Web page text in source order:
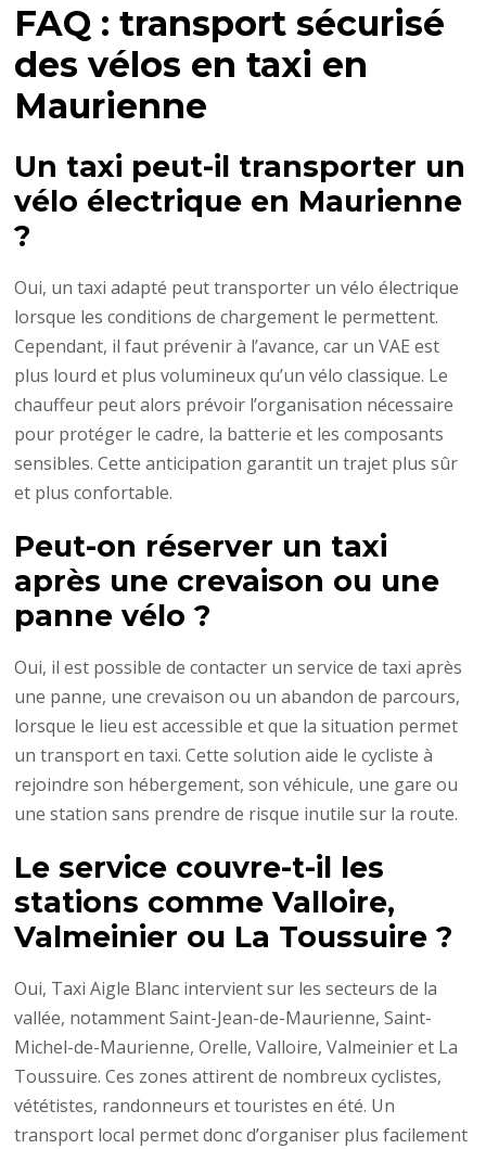
FAQ : transport sécurisé
des vélos en taxi en
Maurienne
Un taxi peut-il transporter un
vélo électrique en Maurienne
?
Oui, un taxi adapté peut transporter un vélo électrique
lorsque les conditions de chargement le permettent.
Cependant, il faut prévenir à l’avance, car un VAE est
plus lourd et plus volumineux qu’un vélo classique. Le
chauffeur peut alors prévoir l’organisation nécessaire
pour protéger le cadre, la batterie et les composants
sensibles. Cette anticipation garantit un trajet plus sûr
et plus confortable.
Peut-on réserver un taxi
après une crevaison ou une
panne vélo ?
Oui, il est possible de contacter un service de taxi après
une panne, une crevaison ou un abandon de parcours,
lorsque le lieu est accessible et que la situation permet
un transport en taxi. Cette solution aide le cycliste à
rejoindre son hébergement, son véhicule, une gare ou
une station sans prendre de risque inutile sur la route.
Le service couvre-t-il les
stations comme Valloire,
Valmeinier ou La Toussuire ?
Oui, Taxi Aigle Blanc intervient sur les secteurs de la
vallée, notamment Saint-Jean-de-Maurienne, Saint-
Michel-de-Maurienne, Orelle, Valloire, Valmeinier et La
Toussuire. Ces zones attirent de nombreux cyclistes,
vététistes, randonneurs et touristes en été. Un
transport local permet donc d’organiser plus facilement